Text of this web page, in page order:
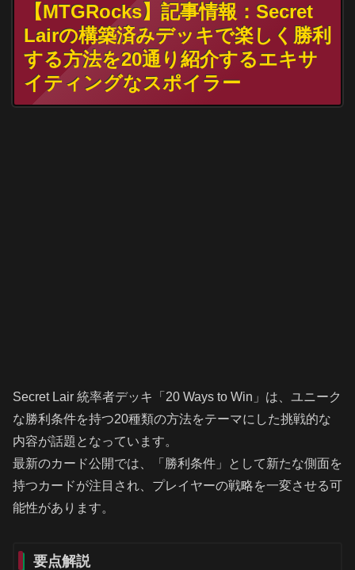
【MTGRocks】記事情報：Secret
Lairの構築済みデッキで楽しく勝利
する方法を20通り紹介するエキサ
イティングなスポイラー
Secret Lair 統率者デッキ「20 Ways to Win」は、ユニーク
な勝利条件を持つ20種類の方法をテーマにした挑戦的な
内容が話題となっています。
最新のカード公開では、「勝利条件」として新たな側面を
持つカードが注目され、プレイヤーの戦略を一変させる可
能性があります。
要点解説